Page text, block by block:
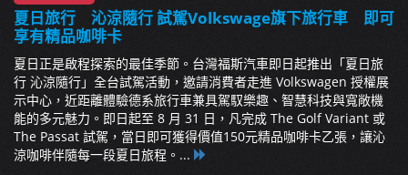
夏日旅行 沁涼隨行 試駕Volkswage旗下旅行車 即可
享有精品咖啡卡
夏日正是啟程探索的最佳季節。台灣福斯汽車即日起推出「夏日旅
行 沁涼隨行」全台試駕活動，邀請消費者走進 Volkswagen 授權展
示中心，近距離體驗德系旅行車兼具駕馭樂趣、智慧科技與寬敞機
能的多元魅力。即日起至 8 月 31 日，凡完成 The Golf Variant 或
The Passat 試駕，當日即可獲得價值150元精品咖啡卡乙張，讓沁
涼咖啡伴隨每一段夏日旅程。...